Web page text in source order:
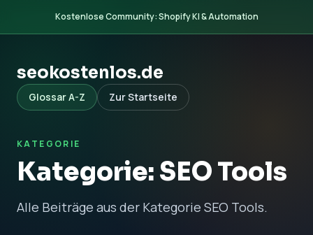
Kostenlose Community: Shopify KI & Automation
seokostenlos.de
Glossar A-Z Zur Startseite
KATEGORIE
Kategorie: SEO Tools
Alle Beiträge aus der Kategorie SEO Tools.